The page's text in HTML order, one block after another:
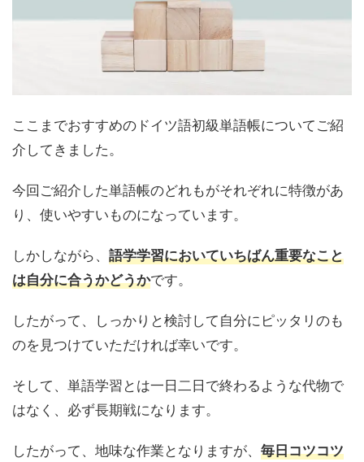
ここまでおすすめのドイツ語初級単語帳についてご紹
介してきました。
今回ご紹介した単語帳のどれもがそれぞれに特徴があ
り、使いやすいものになっています。
しかしながら、 語学学習においていちばん重要なこと
は自分に合うかどうかです。
したがって、しっかりと検討して自分にピッタリのも
のを見つけていただければ幸いです。
そして、単語学習とは一日二日で終わるような代物で
はなく、必ず長期戦になります。
したがって、地味な作業となりますが、 毎日コツコツ